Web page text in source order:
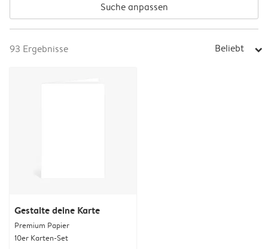
Suche anpassen
93 Ergebnisse Beliebt arrow_right
Gestalte deine Karte
Premium Papier
10er Karten-Set